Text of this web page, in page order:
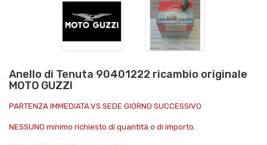
Anello di Tenuta 90401222 ricambio originale
MOTO GUZZI
PARTENZA IMMEDIATA.VS SEDE GIORNO SUCCESSIVO
NESSUNO minimo richiesto di quantità o di importo.